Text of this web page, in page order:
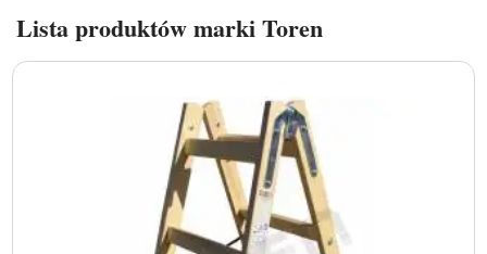
Lista produktów marki Toren